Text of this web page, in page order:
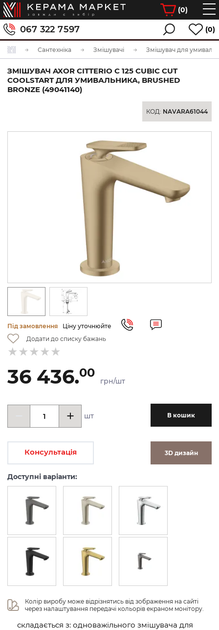
(0)
067 322 7597 (0)
Сантехніка Змішувачі Змішувач для
ЗМІШУВАЧ AXOR CITTERIO C 125 CUBIC CUT
COOLSTART ДЛЯ УМИВАЛЬНИКА, BRUSHED
BRONZE (49041140)
КОД: NAVARA61044
Під замовлення
Ціну уточнюйте
Додати до списку бажань
36 436.00
грн/шт
шт В кошик
Консультація 3D дизайн
Доступні варіанти:
Колір виробу може відрізнятись від зображення на сайті
через налаштування передачі кольорів екраном монітору.
складається з: одноважільного змішувача для